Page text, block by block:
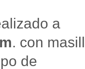
a
. con
de